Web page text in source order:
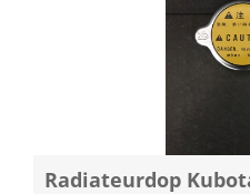
Radiateurdop